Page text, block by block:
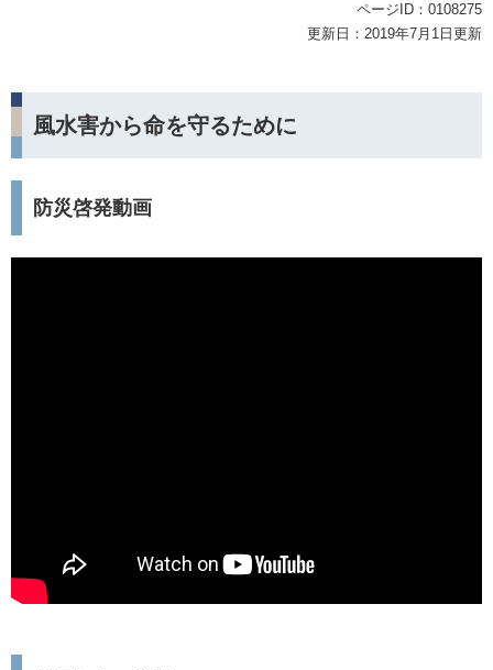
ページID：0108275
更新日：2019年7月1日更新
風水害から命を守るために
防災啓発動画